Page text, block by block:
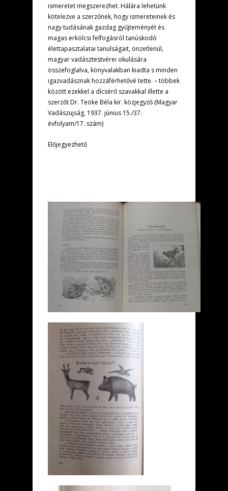
ismeretet megszerezhet. Hálára lehetünk
kötelezve a szerzőnek, hogy ismereteinek és
nagy tudásának gazdag gyűjteményét és
magas erkölcsi felfogásról tanúskodó
élettapasztalatai tanulságait, önzetlenül,
magyar vadásztestvérei okulására
összefoglalva, könyvalakban kiadta s minden
igazvadásznak hozzáférhetővé tette. – többek
között ezekkel a dícsérő szavakkal illette a
szerzőt Dr. Teöke Béla kir. közjegyző (Magyar
Vadászujság, 1937. június 15./37.
évfolyam/17. szám)
Előjegyezhető